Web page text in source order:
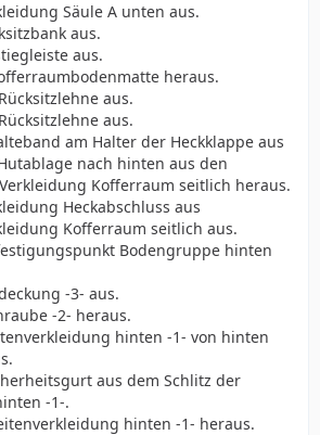
Säule A unten aus.
aus.
aus.
heraus.
aus.
aus.
am Halter der Heckklappe aus
nach hinten aus den
Kofferraum seitlich heraus.
Heckabschluss aus
Kofferraum seitlich aus.
Bodengruppe hinten
-3- aus.
-2- heraus.
hinten -1- von hinten
aus dem Schlitz der
-1-.
hinten -1- heraus.